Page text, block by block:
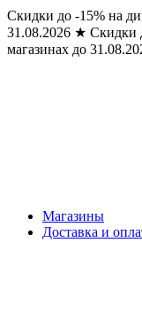
Скидки до -15% на
31.08.2026 ★ Скидки
магазинах до
Магазины
Доставка и